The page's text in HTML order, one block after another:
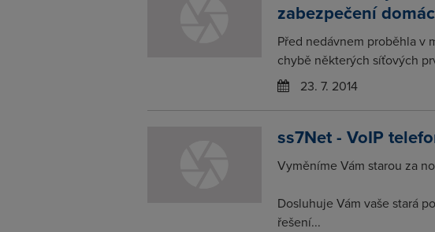
zabezpečení
Před nedávnem proběhla v
chybě některých síťových
23. 7. 2014
ss7Net - VoIP
Vyměníme Vám starou za
Dosluhuje Vám vaše stará
řešení...